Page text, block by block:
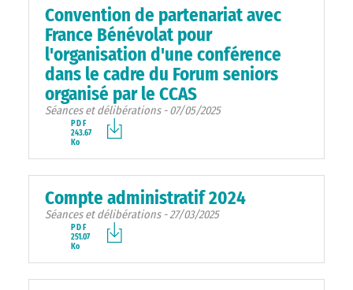
Convention de partenariat avec
France Bénévolat pour
l'organisation d'une conférence
dans le cadre du Forum seniors
organisé par le CCAS
Séances et délibérations - 07/05/2025
PDF
243.67
Ko
Compte administratif 2024
Séances et délibérations - 27/03/2025
PDF
251.07
Ko